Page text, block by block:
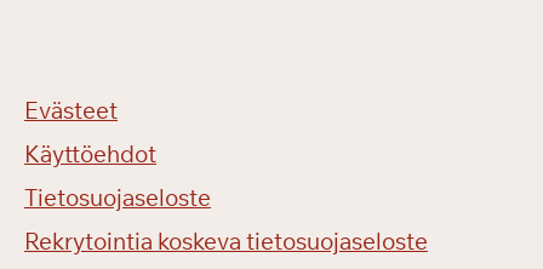
Evästeet
Käyttöehdot
Tietosuojaseloste
Rekrytointia koskeva tietosuojaseloste